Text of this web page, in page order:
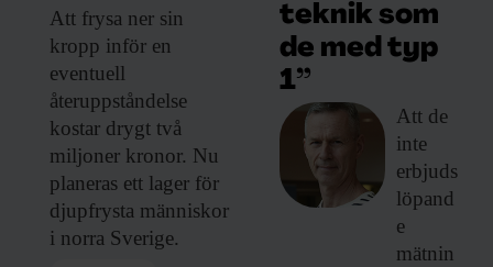
Att frysa ner sin
kropp inför en
eventuell
återuppståndelse
kostar drygt två
miljoner kronor. Nu
planeras ett lager för
djupfrysta människor
i norra Sverige.
teknik som
de med typ
1”
Att de
inte
erbjuds
löpand
e
mätnin